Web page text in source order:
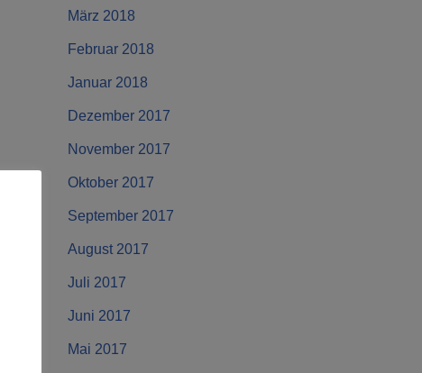
März 2018
Februar 2018
Januar 2018
Dezember 2017
November 2017
Oktober 2017
September 2017
August 2017
Juli 2017
Juni 2017
Mai 2017